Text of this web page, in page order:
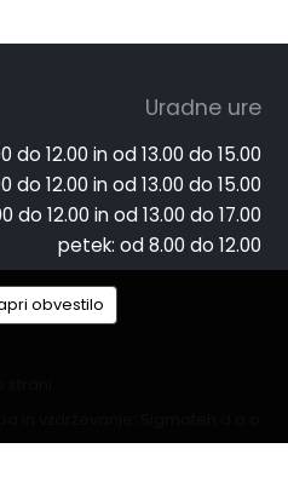
Uradne ure
do 12.00 in od 13.00 do 15.00
do 12.00 in od 13.00 do 15.00
do 12.00 in od 13.00 do 17.00
petek: od 8.00 do 12.00
obvestilo